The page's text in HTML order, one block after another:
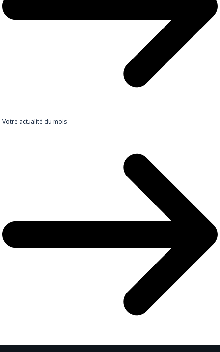
Votre actualité du mois